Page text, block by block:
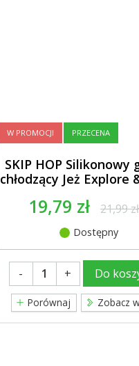
W PROMOCJI PRZECENA
SKIP HOP Silikonowy
chłodzący Jeż Explore
19,79 zł 21,99 zł
Dostępny
- + Do
Porównaj Zobacz